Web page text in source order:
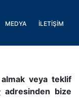
MEDYA İLETİŞİM
veya teklif
adresinden bize